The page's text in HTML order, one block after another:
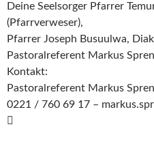
Deine Seelsorger Pfarrer
(Pfarrverweser),
Pfarrer Joseph Busuulwa,
Pastoralreferent Markus
Kontakt:
Pastoralreferent Markus
0221 / 760 69 17 –
